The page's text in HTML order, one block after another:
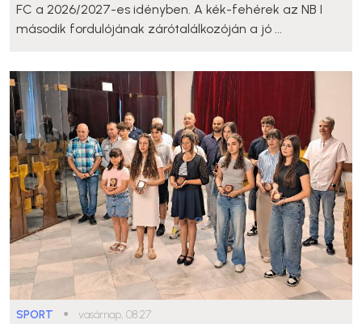
FC a 2026/2027-es idényben. A kék-fehérek az NB I
második fordulójának zárótalálkozóján a jó ...
SPORT ● vasárnap, 08:27